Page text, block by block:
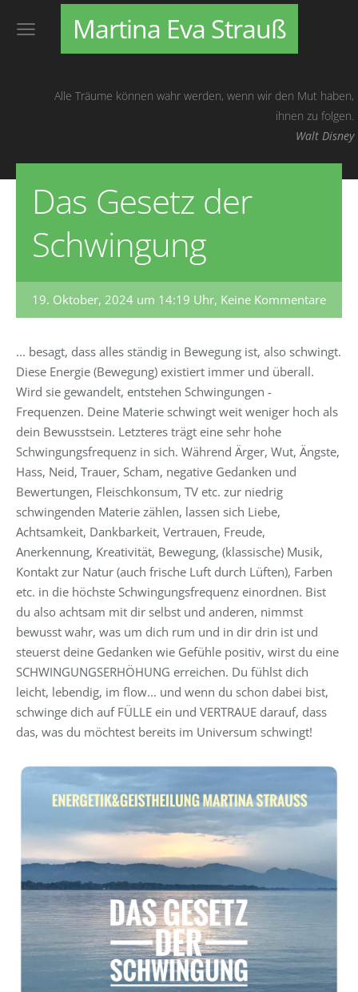
Martina Eva Strauß
Alle Träume können wahr werden, wenn wir den Mut haben,
ihnen zu folgen.
Walt Disney
Das Gesetz der
Schwingung
19. Oktober, 2024 um 14:19 Uhr, Keine Kommentare
... besagt, dass alles ständig in Bewegung ist, also schwingt.
Diese Energie (Bewegung) existiert immer und überall.
Wird sie gewandelt, entstehen Schwingungen -
Frequenzen. Deine Materie schwingt weit weniger hoch als
dein Bewusstsein. Letzteres trägt eine sehr hohe
Schwingungsfrequenz in sich. Während Ärger, Wut, Ängste,
Hass, Neid, Trauer, Scham, negative Gedanken und
Bewertungen, Fleischkonsum, TV etc. zur niedrig
schwingenden Materie zählen, lassen sich Liebe,
Achtsamkeit, Dankbarkeit, Vertrauen, Freude,
Anerkennung, Kreativität, Bewegung, (klassische) Musik,
Kontakt zur Natur (auch frische Luft durch Lüften), Farben
etc. in die höchste Schwingungsfrequenz einordnen. Bist
du also achtsam mit dir selbst und anderen, nimmst
bewusst wahr, was um dich rum und in dir drin ist und
steuerst deine Gedanken wie Gefühle positiv, wirst du eine
SCHWINGUNGSERHÖHUNG erreichen. Du fühlst dich
leicht, lebendig, im flow... und wenn du schon dabei bist,
schwinge dich auf FÜLLE ein und VERTRAUE darauf, dass
das, was du möchtest bereits im Universum schwingt!